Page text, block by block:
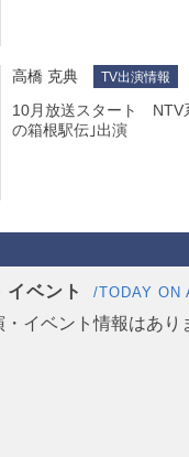
高橋 克典 TV出演情報
10月放送スタート NTV
の箱根駅伝｣出演
イベント /TODAY ON
イベント情報はあり